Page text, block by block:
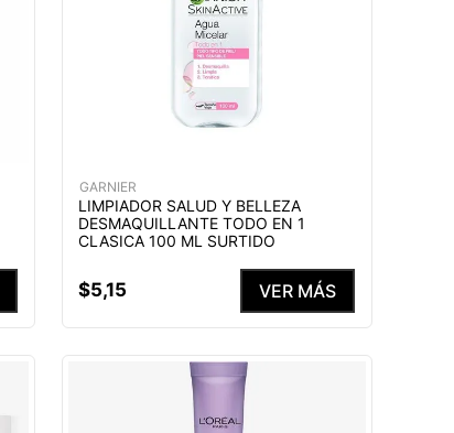
GARNIER
LIMPIADOR SALUD Y BELLEZA
DESMAQUILLANTE TODO EN 1
CLASICA 100 ML SURTIDO
$5,15 VER MÁS